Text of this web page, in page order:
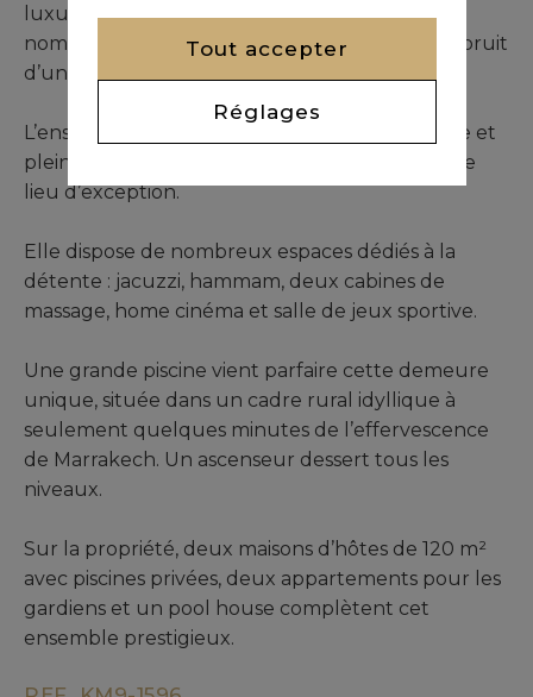
luxueuses et spacieuses, accompagnées de
nombreux salons raffinés où résonne le doux bruit
d’une fontaine.
L’ensemble dégage une atmosphère naturelle et
pleine de charme, en parfaite harmonie avec ce
lieu d’exception.
Elle dispose de nombreux espaces dédiés à la
détente : jacuzzi, hammam, deux cabines de
massage, home cinéma et salle de jeux sportive.
Une grande piscine vient parfaire cette demeure
unique, située dans un cadre rural idyllique à
seulement quelques minutes de l’effervescence
de Marrakech. Un ascenseur dessert tous les
niveaux.
Sur la propriété, deux maisons d’hôtes de 120 m²
avec piscines privées, deux appartements pour les
gardiens et un pool house complètent cet
ensemble prestigieux.
Tout accepter
Réglages